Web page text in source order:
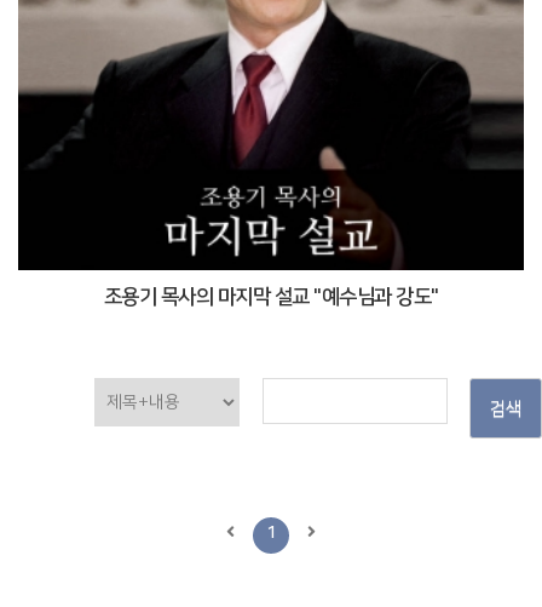
조용기 목사의 마지막 설교 "예수님과 강도"
검색
1